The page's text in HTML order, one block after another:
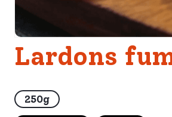
Lardons
250g